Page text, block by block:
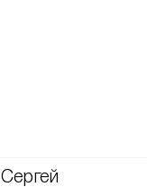
Сергей